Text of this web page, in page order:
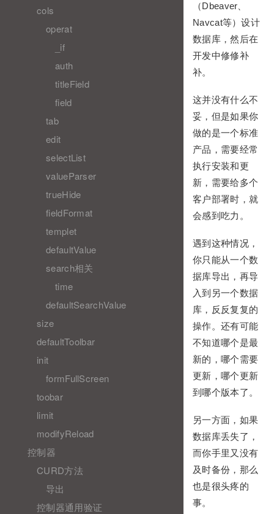
cols
operat
_if
auth
titleField
field
tab
edit
selectList
valueParser
trueHide
fieldFormat
templet
defaultValue
search相关
time
defaultSearchValue
size
defaultToolbar
init
formFullScreen
toobar
limit
modifyReload
控制器
CURD方法
导出
控制器通用验证
（Dbeaver、
Navcat等）设计
数据库，然后在
开发中修修补
补。
这并没有什么不
妥，但是如果你
做的是一个标准
产品，需要经常
执行安装和更
新，需要给多个
客户部署时，就
会感到吃力。
遇到这种情况，
你只能从一个数
据库导出，再导
入到另一个数据
库，反反复复的
操作。还有可能
不知道哪个是最
新的，哪个需要
更新，哪个更新
到哪个版本了。
另一方面，如果
数据库丢失了，
而你手里又没有
及时备份，那么
也是很头疼的
事。